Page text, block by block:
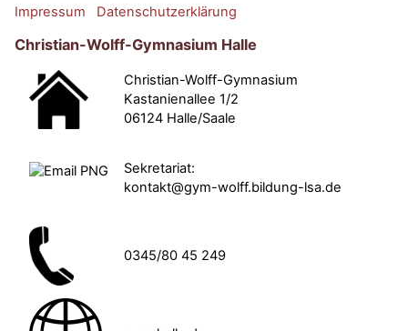
Impressum Datenschutzerklärung
Christian-Wolff-Gymnasium Halle
Christian-Wolff-Gymnasium
Kastanienallee 1/2
06124 Halle/Saale
Sekretariat:
kontakt@gym-wolff.bildung-lsa.de
0345/80 45 249